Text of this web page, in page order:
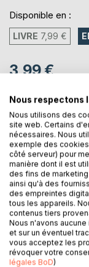
Disponible en :
LIVRE 7,99 €
3,99 €
Téléchargement
Ajouter à ma liste
Laisser un avis
Nous respectons
Nous utilisons des
site web. Certains
nécessaires. Nous
exemple des
côté serveur) pour
manière dont il est
des fins de
ainsi qu'à des
des empreintes
tous les appareils.
contenus tiers
Nous n'avons
et sur un éventuel
vous acceptez les
révoquer votre
légales BoD)